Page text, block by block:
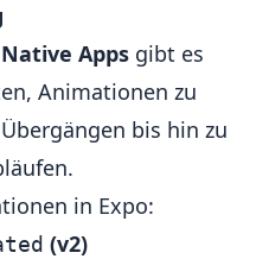
Apps gibt es
Animationen zu
bis hin zu
in Expo:
(v2)